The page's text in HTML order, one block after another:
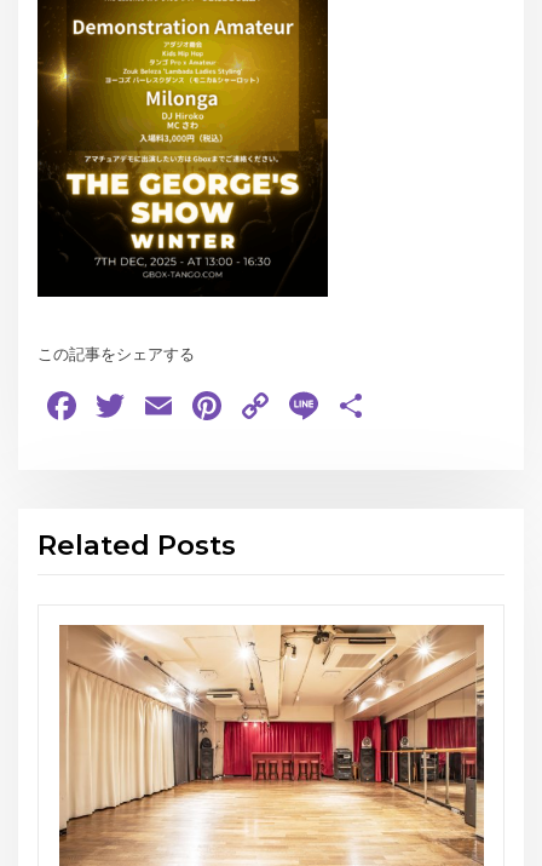
この記事をシェアする
Facebook
Twitter
EmailPinterest
Copy
Line
Related Posts
お知らせ
THE GEORGE’S SHOW
スタジオG-Box